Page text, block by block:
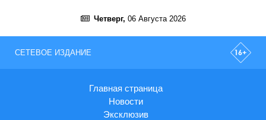
Четверг, 06 Августа 2026
СЕТЕВОЕ ИЗДАНИЕ
Главная страница
Новости
Эксклюзив